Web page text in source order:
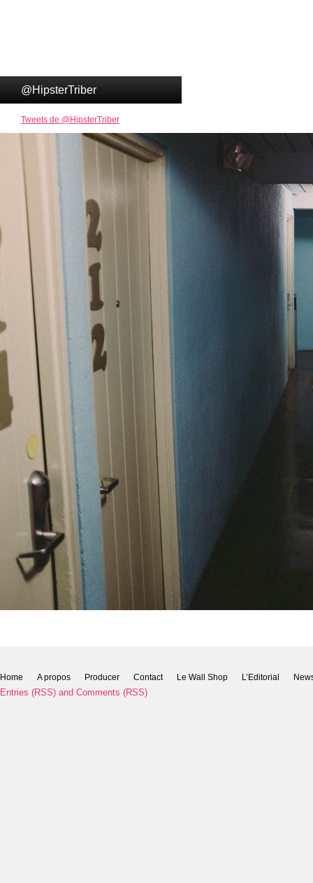
@HipsterTriber
Tweets de @HipsterTriber
Home A propos Producer Contact Le Wall Shop L’Editorial
Entries (RSS) and Comments (RSS)